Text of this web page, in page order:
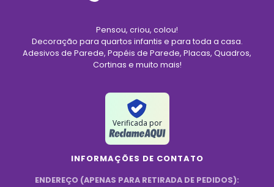
Pensou, criou, colou!
Decoração para quartos infantis e para toda a casa.
Adesivos de Parede, Papéis de Parede, Placas, Quadros,
Cortinas e muito mais!
Verificada por
INFORMAÇÕES DE CONTATO
ENDEREÇO (APENAS PARA RETIRADA DE PEDIDOS):